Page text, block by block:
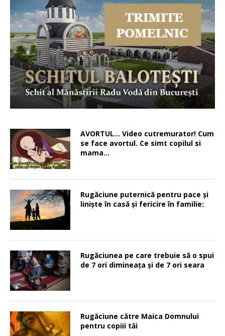
AVORTUL… Video cutremurator! Cum
se face avortul. Ce simt copilul si
mama…
Rugăciune puternică pentru pace şi
linişte în casă şi fericire în familie:
Rugăciunea pe care trebuie să o spui
de 7 ori dimineața și de 7 ori seara
Rugăciune către Maica Domnului
pentru copiii tăi